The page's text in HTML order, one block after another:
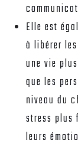
Elle est
à libérer
une vie
que les
niveau du
stress plus
leurs